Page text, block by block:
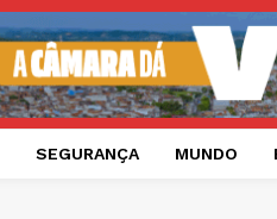
SEGURANÇA MUNDO